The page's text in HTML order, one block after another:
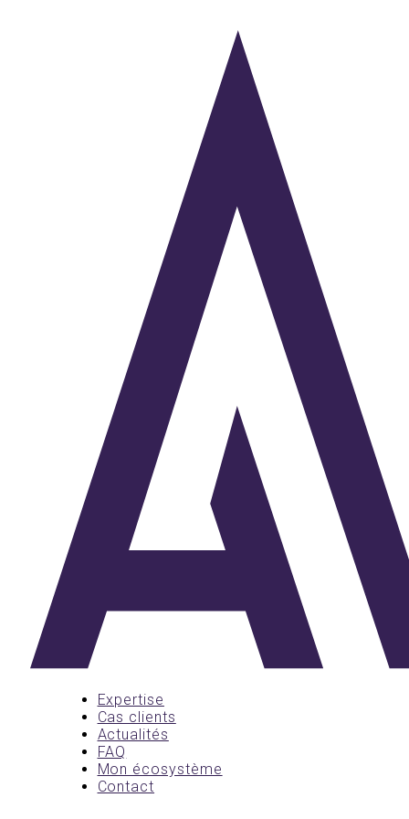
Expertise
Cas clients
Actualités
FAQ
Mon écosystème
Contact